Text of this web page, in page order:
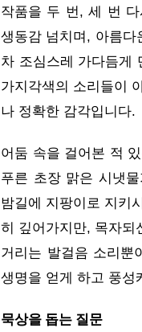
작품을 두 번, 세 번
생동감 넘치며, 아름다
차 조심스레 가다듬게
가지각색의 소리들이
나 정확한 감각입니다.
어둠 속을 걸어본 적
푸른 초장 맑은 시냇
밤길에 지팡이로 지키
히 깊어가지만, 목자되
거리는 발걸음 소리뿐
생명을 얻게 하고 풍성
묵상을 돕는 질문